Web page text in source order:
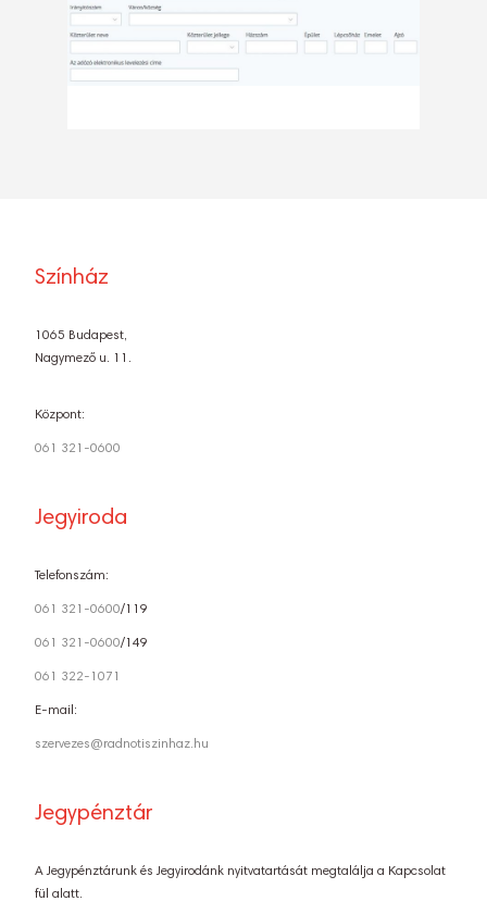
Színház
1065 Budapest,
Nagymező u. 11.
Központ:
061 321-0600
Jegyiroda
Telefonszám:
061 321-0600/119
061 321-0600/149
061 322-1071
E-mail:
szervezes@radnotiszinhaz.hu
Jegypénztár
A Jegypénztárunk és Jegyirodánk nyitvatartását megtalálja a Kapcsolat
fül alatt.